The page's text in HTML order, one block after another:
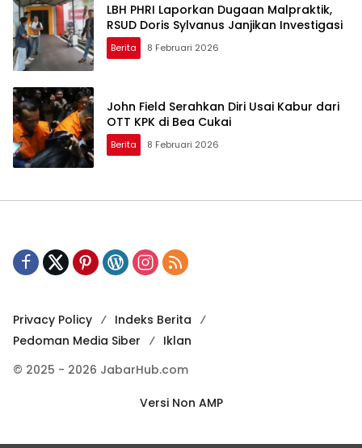
LBH PHRI Laporkan Dugaan Malpraktik,
RSUD Doris Sylvanus Janjikan Investigasi
Berita 8 Februari 2026
John Field Serahkan Diri Usai Kabur dari
OTT KPK di Bea Cukai
Berita 8 Februari 2026
Privacy Policy
Indeks Berita
Pedoman Media Siber
Iklan
© 2025 - 2026 JabarHub.com
Versi Non AMP